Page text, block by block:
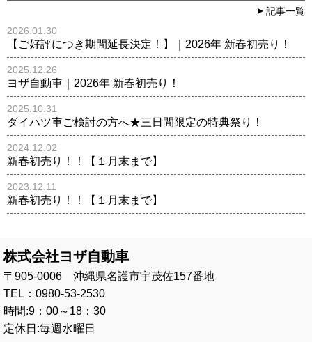
記事一覧
2026.01.30
【ご好評につき期間延長決定！】｜2026年 新春初売り！
2025.12.26
ヨザ自動車｜2026年 新春初売り！
2025.10.31
ダイハツ車ご検討の方へ★三日間限定の特典祭り！
2024.12.02
新春初売り！！【１月末まで】
2023.12.11
新春初売り！！【１月末まで】
株式会社ヨザ自動車
〒905-0006 沖縄県名護市宇茂佐157番地
TEL：0980-53-2530
時間:9：00～18：30
定休日:毎週水曜日